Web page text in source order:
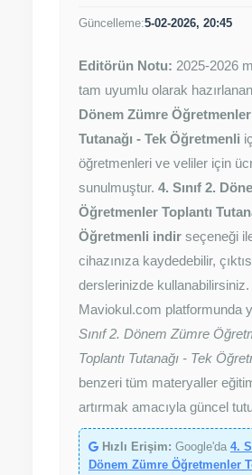
Güncelleme:5-02-2026, 20:45
Editörün Notu: 2025-2026
tam uyumlu olarak hazırlanan
Dönem Zümre Öğretmenler
Tutanağı - Tek Öğretmenli
öğretmenleri ve veliler için
sunulmuştur. 4. Sınıf 2.
Öğretmenler Toplantı
Öğretmenli indir seçeneği
cihazınıza kaydedebilir,
derslerinizde kullanabilirsiniz.
Maviokul.com platformunda
Sınıf 2. Dönem Zümre
Toplantı Tutanağı - Tek
benzeri tüm materyaller
artırmak amacıyla güncel
Hızlı Erişim: Google'da 4.
Dönem Zümre Öğretmenler